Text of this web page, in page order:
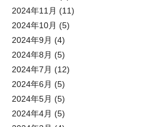
2024年11月 (11)
2024年10月 (5)
2024年9月 (4)
2024年8月 (5)
2024年7月 (12)
2024年6月 (5)
2024年5月 (5)
2024年4月 (5)